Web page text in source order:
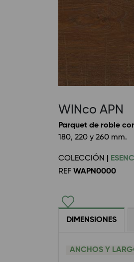
WINco APN
Parquet de roble
180, 220 y 260 mm.
COLECCIÓN
REF WAPN0000
DIMENSIONES
ANCHOS Y